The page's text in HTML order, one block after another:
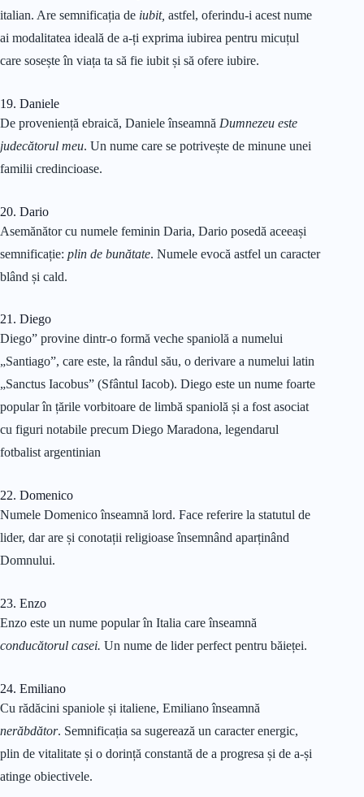
italian. Are semnificația de iubit, astfel, oferindu-i acest nume
ai modalitatea ideală de a-ți exprima iubirea pentru micuțul
care sosește în viața ta să fie iubit și să ofere iubire.
19. Daniele
De proveniență ebraică, Daniele înseamnă Dumnezeu este
judecătorul meu. Un nume care se potrivește de minune unei
familii credincioase.
20. Dario
Asemănător cu numele feminin Daria, Dario posedă aceeași
semnificație: plin de bunătate. Numele evocă astfel un caracter
blând și cald.
21. Diego
Diego” provine dintr-o formă veche spaniolă a numelui
„Santiago”, care este, la rândul său, o derivare a numelui latin
„Sanctus Iacobus” (Sfântul Iacob). Diego este un nume foarte
popular în țările vorbitoare de limbă spaniolă și a fost asociat
cu figuri notabile precum Diego Maradona, legendarul
fotbalist argentinian
22. Domenico
Numele Domenico înseamnă lord. Face referire la statutul de
lider, dar are și conotații religioase însemnând aparținând
Domnului.
23. Enzo
Enzo este un nume popular în Italia care înseamnă
conducătorul casei. Un nume de lider perfect pentru băieței.
24. Emiliano
Cu rădăcini spaniole și italiene, Emiliano înseamnă
nerăbdător. Semnificația sa sugerează un caracter energic,
plin de vitalitate și o dorință constantă de a progresa și de a-și
atinge obiectivele.